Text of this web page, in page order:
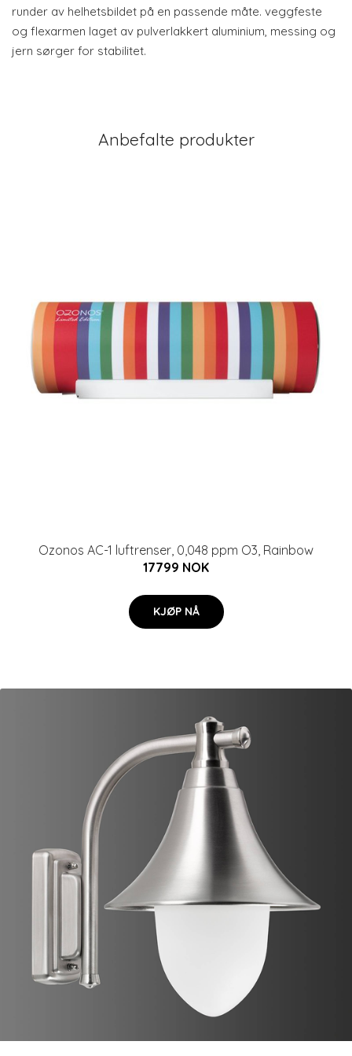
runder av helhetsbildet på en passende måte. veggfeste
og flexarmen laget av pulverlakkert aluminium, messing og
jern sørger for stabilitet.
Anbefalte produkter
Ozonos AC-1 luftrenser, 0,048 ppm O3, Rainbow
17799 NOK
KJØP NÅ